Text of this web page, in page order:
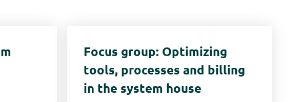
Focus group: Optimizing
tools, processes and billing
in the system house